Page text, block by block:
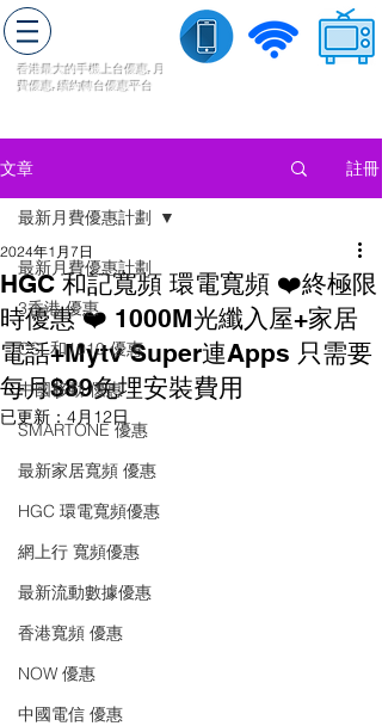
香港最大的手機上台優惠, 月
費優惠,續約轉台優惠平台
文章 註冊
最新月費優惠計劃
3香港 優惠
CSL和1010 優惠
中國移動 優惠
SMARTONE 優惠
最新家居寬頻 優惠
HGC 環電寬頻優惠
網上行 寬頻優惠
最新流動數據優惠
香港寬頻 優惠
NOW 優惠
中國電信 優惠
最新月費優惠計劃
HGC 和記寬頻 環電寬頻 ❤️終極限
時優惠 ❤️ 1000M光纖入屋+家居
電話+Mytv Super連Apps 只需要
每月$89免埋安裝費用
2024年1月7日
已更新： 4月12日